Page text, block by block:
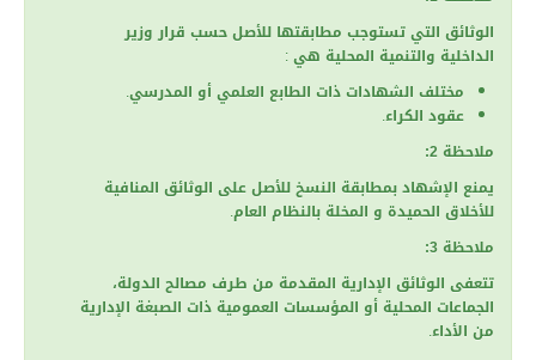
تقسيم الميداني النظافة
المجلس البلدي
أهم إنجازات البلدية
توقيت العمل الإداري
العلاقة مع المواطن
الحالة المدنية
التعريف بالإمضاء
الوثائق التي تستوجب مطابقتها للأصل حسب قرار وزير
الداخلية والتنمية المحلية هي :
مختلف الشهادات ذات الطابع العلمي أو المدرسي.
عقود الكراء.
ملاحظة 2:
يمنع الإشهاد بمطابقة النسخ للأصل على الوثائق المنافية
للأخلاق الحميدة و المخلة بالنظام العام.
ملاحظة 3:
تتعفى الوثائق الإدارية المقدمة من طرف مصالح الدولة،
الجماعات المحلية أو المؤسسات العمومية ذات الصبغة الإدارية
من الأداء.